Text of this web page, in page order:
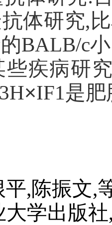
体研究,
BALB/c
些疾病研
×IF1是
平,陈振文,
学出版社